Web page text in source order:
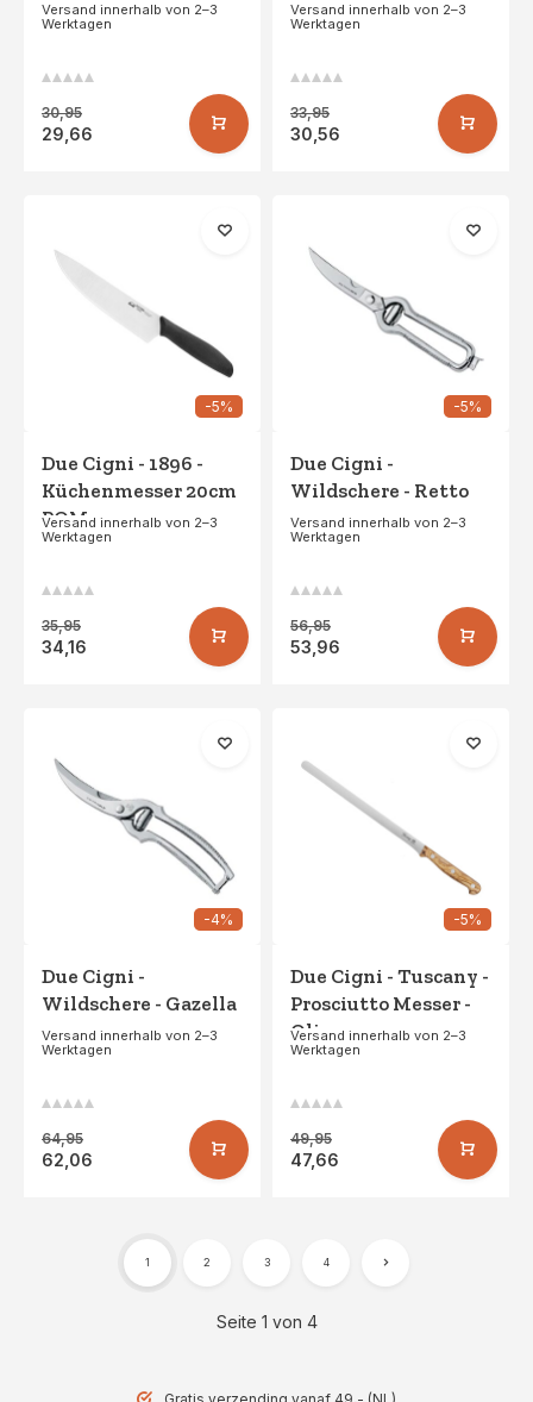
Versand innerhalb von 2–3
Werktagen
30,95
29,66
Versand innerhalb von 2–3
Werktagen
33,95
30,56
-5%
Due Cigni - 1896 -
Küchenmesser 20cm
POM
Versand innerhalb von 2–3
Werktagen
35,95
34,16
-5%
Due Cigni -
Wildschere - Retto
Versand innerhalb von 2–3
Werktagen
56,95
53,96
-4%
Due Cigni -
Wildschere - Gazella
Versand innerhalb von 2–3
Werktagen
64,95
62,06
-5%
Due Cigni - Tuscany -
Prosciutto Messer -
Olive
Versand innerhalb von 2–3
Werktagen
49,95
47,66
Seite 1 von 4
1 2 3 4